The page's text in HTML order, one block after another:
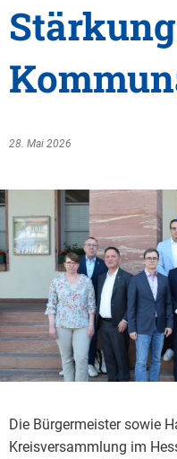
28. Mai 2026
Die Bürgermeister sowie
Kreisversammlung im